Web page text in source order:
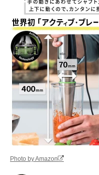
Photo by Amazon